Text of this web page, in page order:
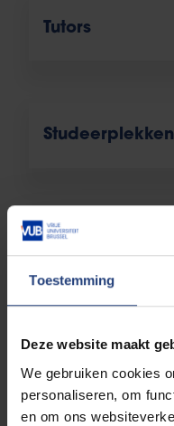
Toestemming
Deze website maakt
We gebruiken cookies
personaliseren, om
en om ons
Tutors
Studeerplekken
ReFlex-statuut
Heroriënteren